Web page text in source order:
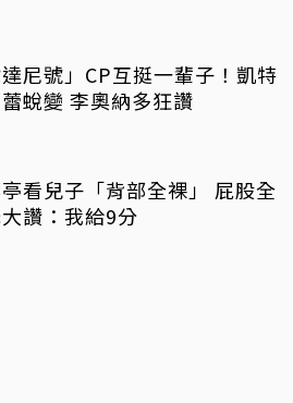
達尼號」CP互挺一輩子！凱特
蛻變 李奧納多狂讚
看兒子「背部全裸」 屁股全
讚：我給9分